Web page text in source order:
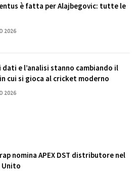
è fatta per Alajbegovic: tutte le
2026
dati e l’analisi stanno cambiando il
cui si gioca al cricket moderno
2026
nomina APEX DST distributore nel
Unito